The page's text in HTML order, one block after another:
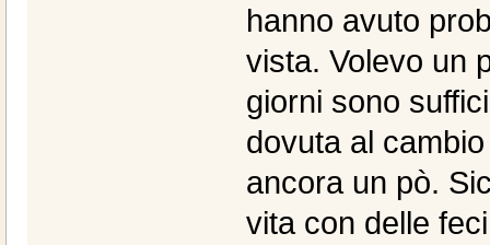
hanno avuto
vista. Volevo un
giorni sono
dovuta al
ancora un pò.
vita con delle